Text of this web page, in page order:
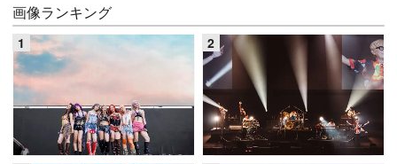
画像ランキング